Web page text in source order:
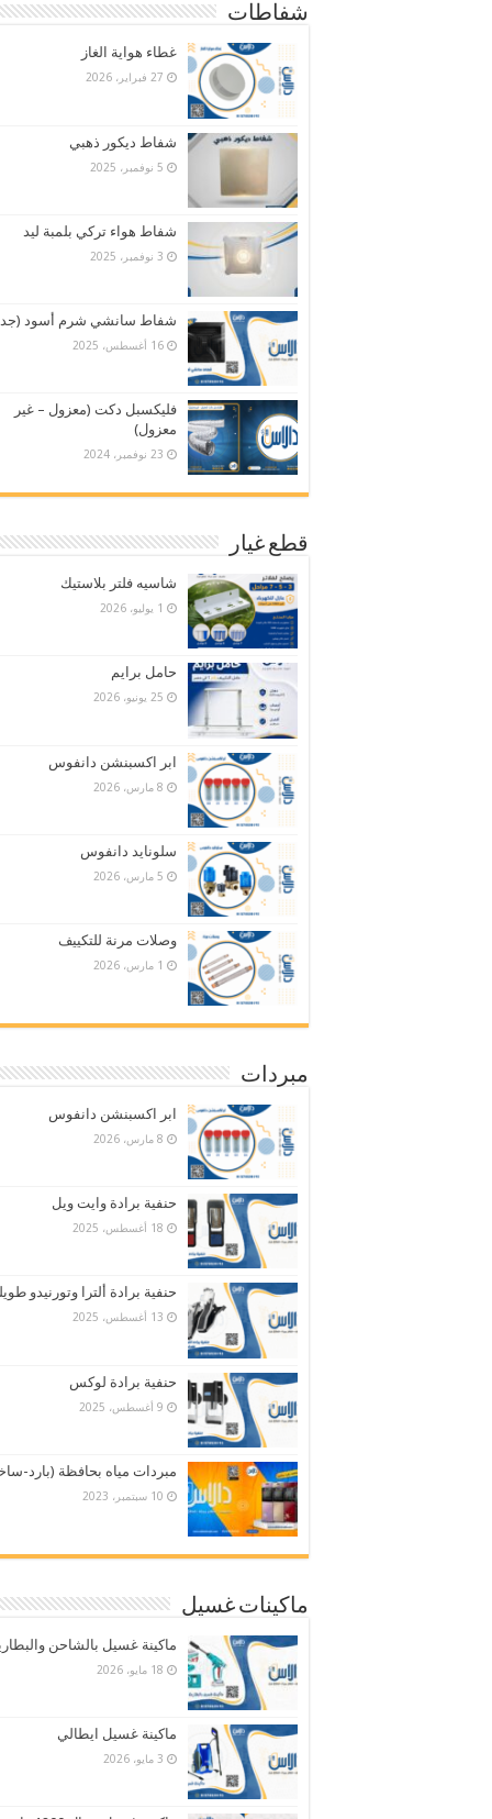
شفاطات
غطاء هواية الغاز
27 فبراير، 2026
شفاط ديكور ذهبي
5 نوفمبر، 2025
شفاط هواء تركي بلمبة ليد
3 نوفمبر، 2025
شفاط سانشي شرم أسود
16 أغسطس، 2025
فليكسبل دكت (معزول – غير
معزول)
23 نوفمبر، 2024
قطع غيار
شاسيه فلتر بلاستيك
1 يوليو، 2026
حامل برايم
25 يونيو، 2026
ابر اكسبنشن دانفوس
8 مارس، 2026
سلونايد دانفوس
5 مارس، 2026
وصلات مرنة للتكييف
1 مارس، 2026
مبردات
ابر اكسبنشن دانفوس
8 مارس، 2026
حنفية برادة وايت ويل
18 أغسطس، 2025
حنفية برادة ألترا وتورنيدو
13 أغسطس، 2025
حنفية برادة لوكس
9 أغسطس، 2025
مبردات مياه بحافظة (بارد-
10 سبتمبر، 2023
ماكينات غسيل
ماكينة غسيل بالشاحن
18 مايو، 2026
ماكينة غسيل ايطالي
3 مايو، 2026